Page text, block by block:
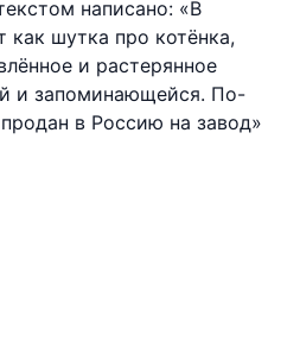
написано: «В
шутка про котёнка,
и растерянное
и запоминающейся. По-
в Россию на завод»